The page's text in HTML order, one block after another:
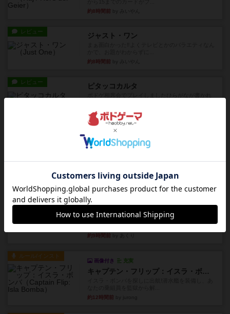
約8時間前
レビュー ジャスト・ワン
約8時間前
レビュー ピタッコカルタ
約8時間前by みいやん
ノームズ・アット・ナイト
約9時間前by jurong
1~2人に限定された、エンジンビルド系のシステ
ム選んだ企業ボードに街で...
約9時間前
ルール/インスト
画像付き 充実
キャプテン・フリップ：イスラ・ボンバ
約12時間前